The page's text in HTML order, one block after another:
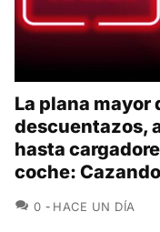
La plana mayor
descuentazos,
hasta
coche:
0 COMENTARIOS
HACE UN DÍA